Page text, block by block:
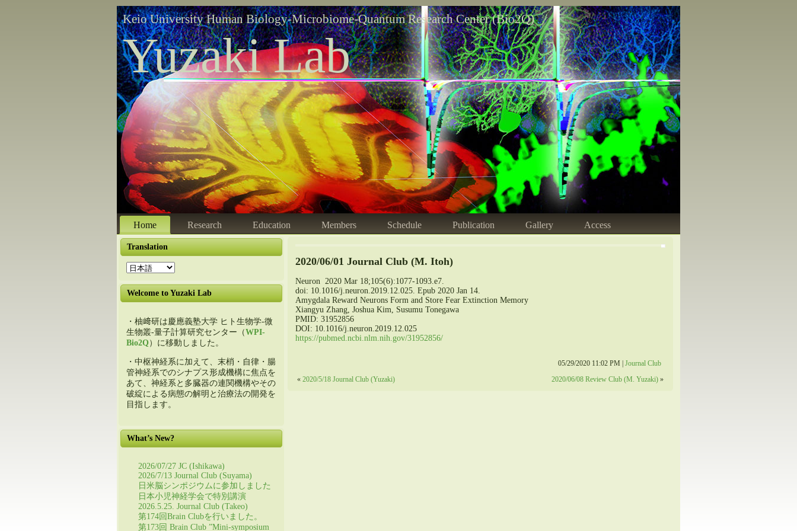
Keio University Human Biology-Microbiome-Quantum Research Center (Bio2Q)
Yuzaki Lab
Home Research Education Members Schedule Publication Gallery Access
Translation
Welcome to Yuzaki Lab
・柚﨑研は慶應義塾大学 ヒト生物学-微
生物叢-量子計算研究センター（WPI-
Bio2Q）に移動しました。
・中枢神経系に加えて、末梢・自律・腸
管神経系でのシナプス形成機構に焦点を
あて、神経系と多臓器の連関機構やその
破綻による病態の解明と治療法の開発を
目指します。
What’s New?
2026/07/27 JC (Ishikawa)
2026/7/13 Journal Club (Suyama)
日米脳シンポジウムに参加しました
日本小児神経学会で特別講演
2026.5.25. Journal Club (Takeo)
第174回Brain Clubを行いました。
第173回 Brain Club ”Mini-symposium
2020/06/01 Journal Club (M. Itoh)
Neuron 2020 Mar 18;105(6):1077-1093.e7.
doi: 10.1016/j.neuron.2019.12.025. Epub 2020 Jan 14.
Amygdala Reward Neurons Form and Store Fear Extinction Memory
Xiangyu Zhang, Joshua Kim, Susumu Tonegawa
PMID: 31952856
DOI: 10.1016/j.neuron.2019.12.025
https://pubmed.ncbi.nlm.nih.gov/31952856/
05/29/2020 11:02 PM |Journal Club
« 2020/5/18 Journal Club (Yuzaki) 2020/06/08 Review Club (M. Yuzaki)»